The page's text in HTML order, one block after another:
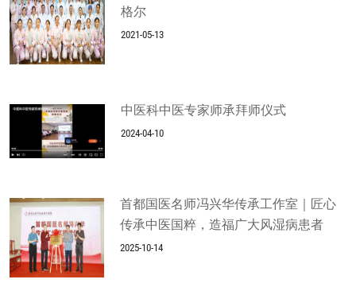
格尔
2021-05-13
中医科中医专家师承拜师仪式
2024-04-10
首都国医名师冯兴华传承工作室｜匠心
传承中医国粹，造福广大风湿病患者
2025-10-14